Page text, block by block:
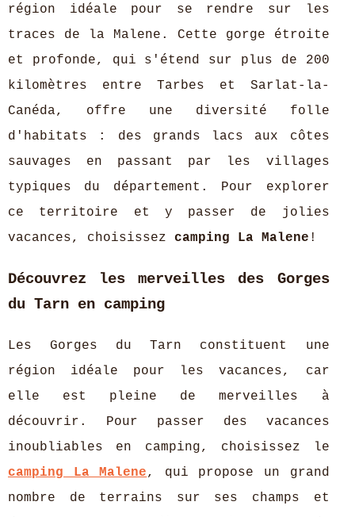
région idéale pour se rendre sur les
traces de la Malene. Cette gorge étroite
et profonde, qui s'étend sur plus de 200
kilomètres entre Tarbes et Sarlat-la-
Canéda, offre une diversité folle
d'habitats : des grands lacs aux côtes
sauvages en passant par les villages
typiques du département. Pour explorer
ce territoire et y passer de jolies
vacances, choisissez camping La Malene !
Découvrez les merveilles des Gorges
du Tarn en camping
Les Gorges du Tarn constituent une
région idéale pour les vacances, car
elle est pleine de merveilles à
découvrir. Pour passer des vacances
inoubliables en camping, choisissez le
camping La Malene, qui propose un grand
nombre de terrains sur ses champs et